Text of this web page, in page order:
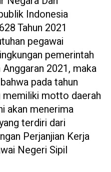
Indonesia
Tahun 2021
pegawai
pemerintah
2021, maka
pada tahun
memiliki motto daerah
akan menerima
terdiri dari
Perjanjian Kerja
Negeri Sipil